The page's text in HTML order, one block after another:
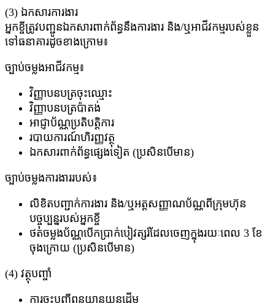
(3) ឯកសារការងារ
អ្នកខ្ចីត្រូវបញ្ជូនឯកសារពាក់ព័ន្ធនឹងការងារ និង/ឬអាជីវកម្មរបស់ខ្លួន
ទៅធនាគារដូចខាងក្រោម៖
ច្បាប់ចម្លងអាជីវកម្ម៖
វិញ្ញាបនបត្រចុះឈ្មោះ
វិញ្ញាបនបត្រប៉ាតង់
អាជ្ញាប័ណ្ណប្រតិបត្តិការ
របាយការណ៍​ហិរញ្ញវត្ថុ
ឯកសារពាក់ព័ន្ធផ្សេងទៀត (ប្រសិនបើមាន)
ច្បាប់ចម្លងការងាររបស់៖
លិខិតបញ្ជាក់ការងារ និង/ឬអត្តសញ្ញាណប័ណ្ណពីក្រុមហ៊ុន
បច្ចុប្បន្នរបស់អ្នកខ្ចី
ថតចម្លងប័ណ្ណបើកប្រាក់បៀវត្សរ៍ដែលចេញក្នុងរយៈពេល 3 ខែ
ចុងក្រោយ (ប្រសិនបើមាន)
(4) វត្ថុបញ្ចាំ
ការចុះបញ្ជីពន្ធយានយន្តដើម